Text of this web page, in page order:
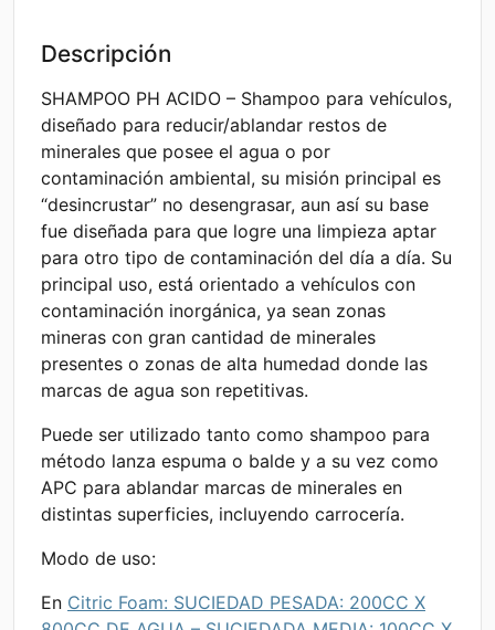
Descripción
SHAMPOO PH ACIDO – Shampoo para vehículos,
diseñado para reducir/ablandar restos de
minerales que posee el agua o por
contaminación ambiental, su misión principal es
“desincrustar” no desengrasar, aun así su base
fue diseñada para que logre una limpieza aptar
para otro tipo de contaminación del día a día. Su
principal uso, está orientado a vehículos con
contaminación inorgánica, ya sean zonas
mineras con gran cantidad de minerales
presentes o zonas de alta humedad donde las
marcas de agua son repetitivas.
Puede ser utilizado tanto como shampoo para
método lanza espuma o balde y a su vez como
APC para ablandar marcas de minerales en
distintas superficies, incluyendo carrocería.
Modo de uso:
En Citric Foam: SUCIEDAD PESADA: 200CC X